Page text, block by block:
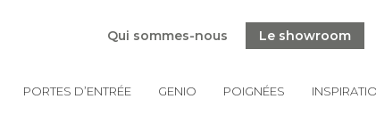
Qui sommes-nous Le showroom
PORTES D’ENTRÉE GENIO POIGNÉES